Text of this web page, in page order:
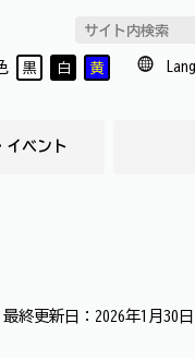
黒 白 黄
イベント
最終更新日：2026年1月30日